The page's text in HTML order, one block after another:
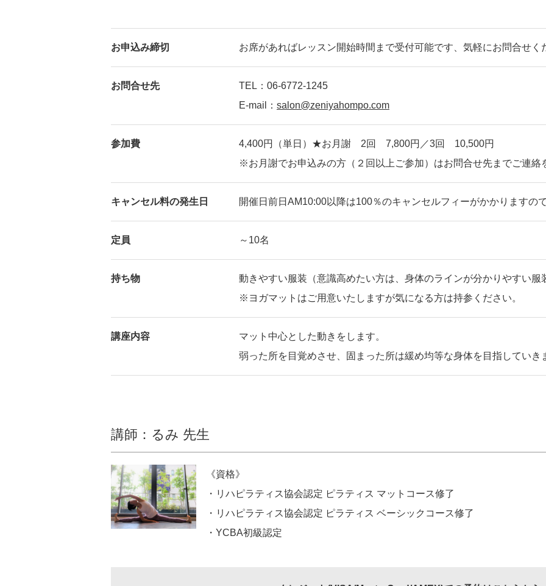
お申込み締切 お席があればレッスン開始時間まで受付可能です、気軽にお問合せく
お問合せ先
TEL：06-6772-1245
E-mail： salon@zeniyahompo.com
参加費
4,400円（単日）★お月謝 2回 7,800円／3回 10,500円
※お月謝でお申込みの方（２回以上ご参加）はお問合せ先までご連絡
キャンセル料の発生日 開催日前日AM10:00以降は100％のキャンセルフィーがかかりますの
定員 ～10名
持ち物
動きやすい服装（意識高めたい方は、身体のラインが分かりやすい
※ヨガマットはご用意いたしますが気になる方は持参ください。
講座内容
マット中心とした動きをします。
弱った所を目覚めさせ、固まった所は緩め均等な身体を目指していき
講師：るみ 先生
《資格》
・リハピラティス協会認定 ピラティス マットコース修了
・リハピラティス協会認定 ピラティス ベーシックコース修了
・YCBA初級認定